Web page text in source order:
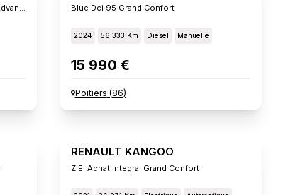
Blue Dci 95 Grand Confort
2024 56 333 Km Diesel Manuelle
15 990 €
Poitiers (86)
RENAULT KANGOO
Z.e. Achat Integral Grand Confort